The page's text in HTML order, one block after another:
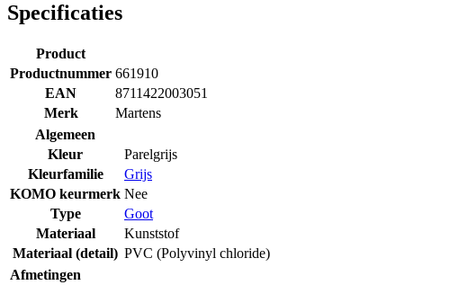
Specificaties
Product
Productnummer 661910
EAN
8711422003051
Merk
Martens
Algemeen
Kleur
Parelgrijs
Kleurfamilie
Grijs
KOMO keurmerk Nee
Type
Goot
Materiaal
Kunststof
Materiaal (detail) PVC (Polyvinyl chloride)
Afmetingen